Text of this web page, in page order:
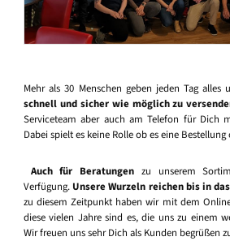
Mehr als 30 Menschen geben jeden Tag alles
schnell und sicher wie möglich zu
Serviceteam aber auch am Telefon für Dich
Dabei spielt es keine Rolle ob es eine
Auch für Beratungen zu unserem
Verfügung. Unsere Wurzeln reichen bis in
zu diesem Zeitpunkt haben wir mit dem
diese vielen Jahre sind es, die uns zu einem
Wir freuen uns sehr Dich als Kunden begrüßen